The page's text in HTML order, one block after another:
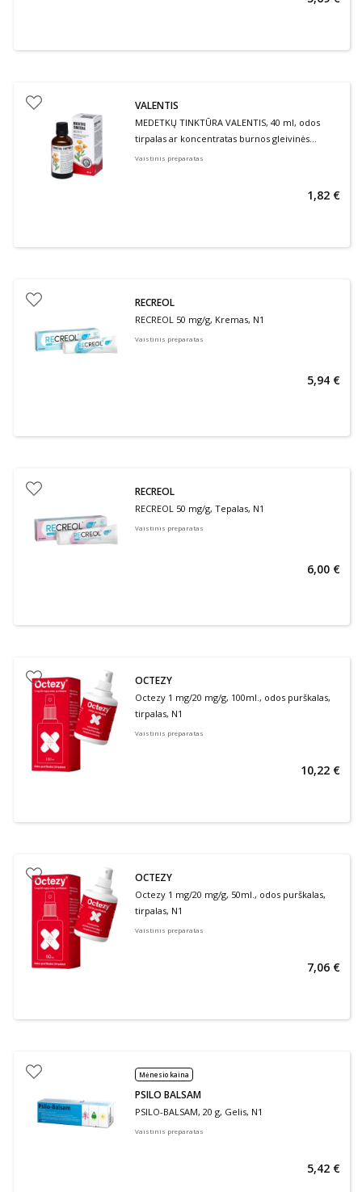
VALENTIS
MEDETKŲ TINKTŪRA VALENTIS, 40 ml, odos
tirpalas ar koncentratas burnos gleivinės
tirpalui, N1
Vaistinis preparatas
1,82 €
RECREOL
RECREOL 50 mg/g, Kremas, N1
Vaistinis preparatas
5,94 €
RECREOL
RECREOL 50 mg/g, Tepalas, N1
Vaistinis preparatas
6,00 €
OCTEZY
Octezy 1 mg/20 mg/g, 100ml., odos purškalas,
tirpalas, N1
Vaistinis preparatas
10,22 €
OCTEZY
Octezy 1 mg/20 mg/g, 50ml., odos purškalas,
tirpalas, N1
Vaistinis preparatas
7,06 €
Mėnesio kaina
PSILO BALSAM
PSILO-BALSAM, 20 g, Gelis, N1
Vaistinis preparatas
5,42 €